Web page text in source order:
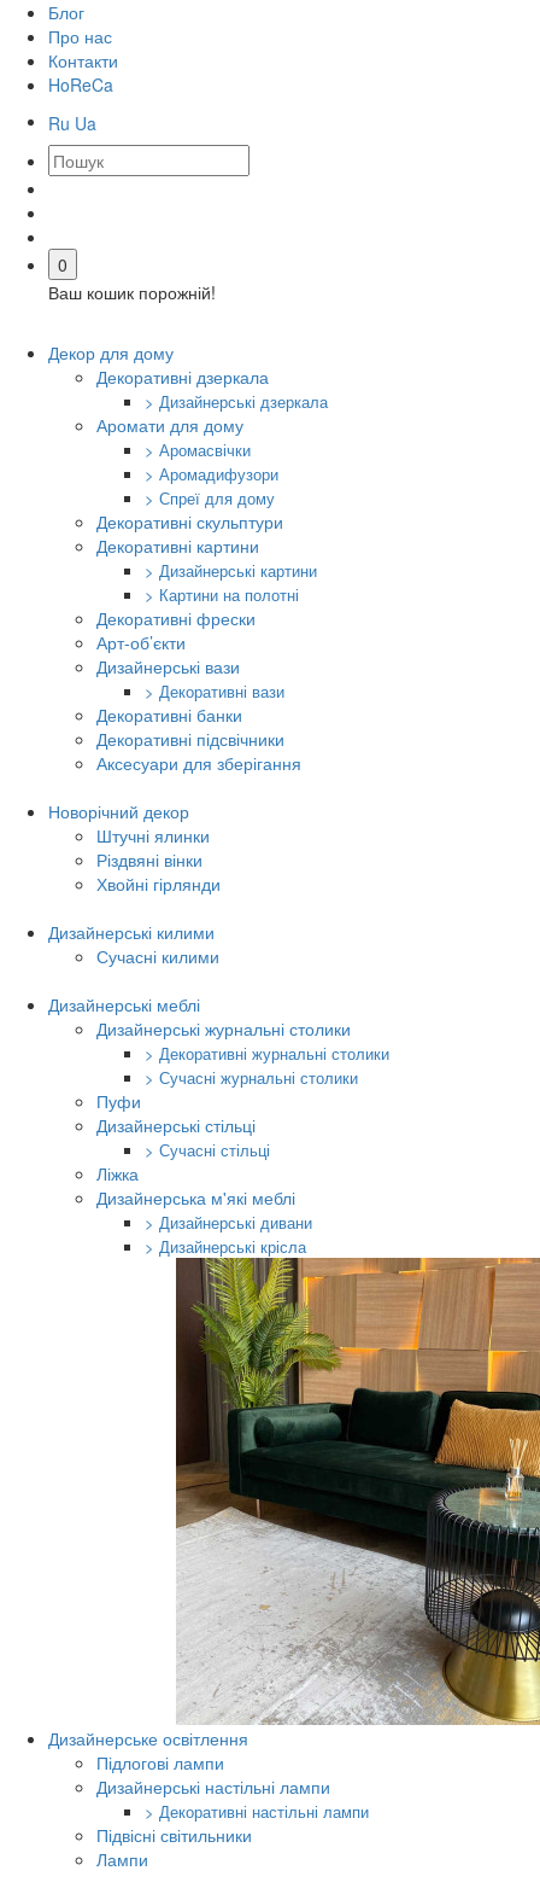
Блог
Про нас
Контакти
HoReCa
Ru Ua
0
Ваш кошик порожній!
Декор для дому
Декоративні дзеркала
> Дизайнерські дзеркала
Аромати для дому
> Аромасвічки
> Аромадифузори
> Спреї для дому
Декоративні скульптури
Декоративні картини
> Дизайнерські картини
> Картини на полотні
Декоративні фрески
Арт-об’єкти
Дизайнерські вази
> Декоративні вази
Декоративні банки
Декоративні підсвічники
Аксесуари для зберігання
Новорічний декор
Штучні ялинки
Різдвяні вінки
Хвойні гірлянди
Дизайнерські килими
Сучасні килими
Дизайнерські меблі
Дизайнерські журнальні столики
> Декоративні журнальні столики
> Сучасні журнальні столики
Пуфи
Дизайнерські стільці
> Сучасні стільці
Ліжка
Дизайнерська м'які меблі
> Дизайнерські дивани
> Дизайнерські крісла
Дизайнерське освітлення
Підлогові лампи
Дизайнерські настільні лампи
> Декоративні настільні лампи
Підвісні світильники
Лампи